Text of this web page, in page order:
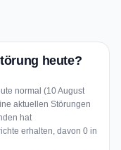
heute?
normal (10 August
aktuellen Störungen
hat
erhalten, davon 0 in